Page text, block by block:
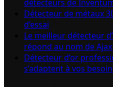
détecteurs de
Détecteur de métaux
d’essai
Le meilleur détecteur
répond au nom de
Détecteur d’or
s’adaptent à vos